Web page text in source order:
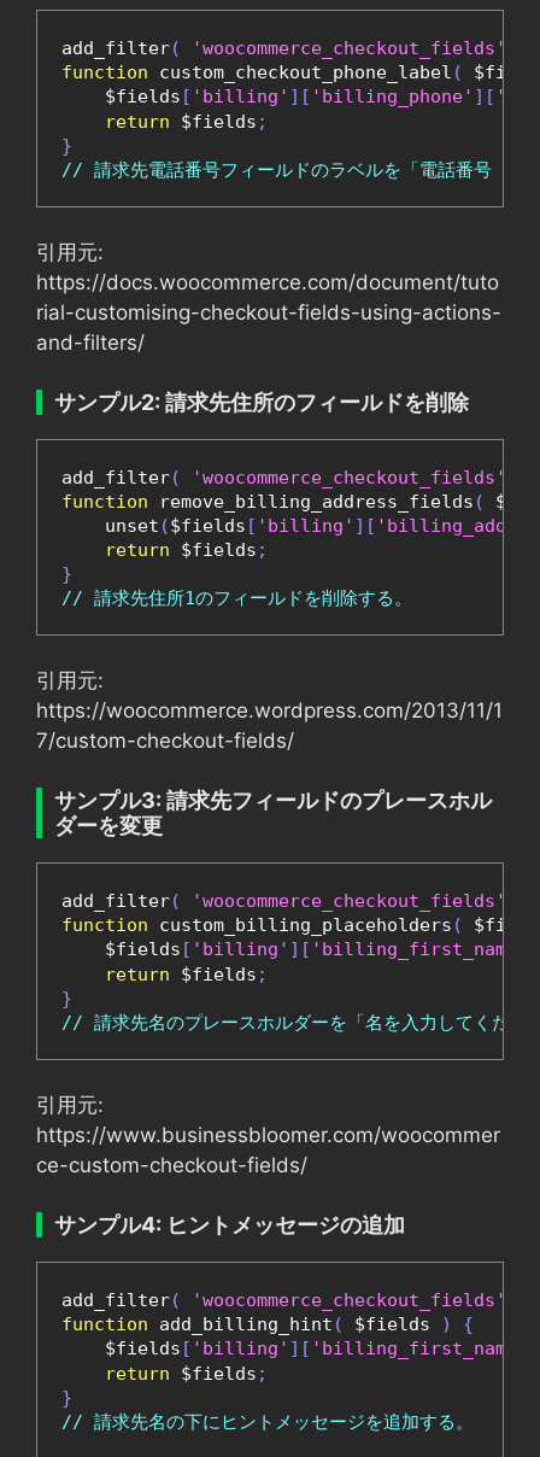
add_filter( 'woocommerce_checkout_fields'
function custom_checkout_phone_label (
    $fields
[ 'billing' ][ 'billing_phone' ][
return $fields ;
}
// 請求先電話番号フィールドのラベルを「電話番号（必
引用元:
https://docs.woocommerce.com/document/tuto
rial-customising-checkout-fields-using-actions-
and-filters/
サンプル2: 請求先住所のフィールドを削除
add_filter( 'woocommerce_checkout_fields'
function remove_billing_address_fields (
    unset
($fields [ 'billing' ][
return $fields ;
}
// 請求先住所1のフィールドを削除する。
引用元:
https://woocommerce.wordpress.com/2013/11/1
7/custom-checkout-fields/
サンプル3: 請求先フィールドのプレースホル
ダーを変更
add_filter( 'woocommerce_checkout_fields'
function custom_billing_placeholders (
    $fields
[ 'billing' ][ 'billing_first_name'
return $fields ;
}
// 請求先名のプレースホルダーを「名を入力してくださ
引用元:
https://www.businessbloomer.com/woocommer
ce-custom-checkout-fields/
サンプル4: ヒントメッセージの追加
add_filter( 'woocommerce_checkout_fields'
function add_billing_hint ( $fields )
{
    $fields
[ 'billing' ][ 'billing_first_name'
return $fields ;
}
// 請求先名の下にヒントメッセージを追加する。